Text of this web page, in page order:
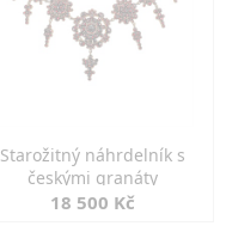
Starožitný náhrdelník s
českými granáty
18 500 Kč